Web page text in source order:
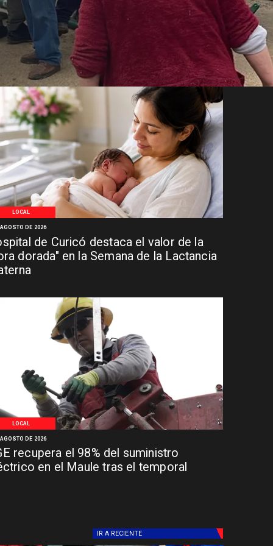
LOCAL
de Curicó destaca el valor de la
dorada" en la Semana de la Lactancia
DE 2026
LOCAL
recupera el 98% del suministro
en el Maule tras el temporal
DE 2026
IR A RECIENTE